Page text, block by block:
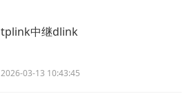
tplink中继dlink
2026-03-13 10:43:45